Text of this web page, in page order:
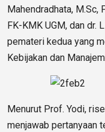
Mahendradhata, M.Sc,
FK-KMK UGM, dan dr.
pemateri kedua yang
Kebijakan dan
Menurut Prof. Yodi,
menjawab pertanyaan